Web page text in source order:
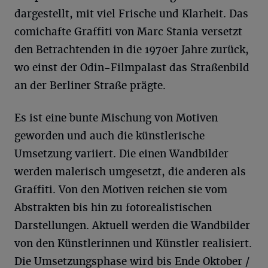
dargestellt, mit viel Frische und Klarheit. Das
comichafte Graffiti von Marc Stania versetzt
den Betrachtenden in die 1970er Jahre zurück,
wo einst der Odin-Filmpalast das Straßenbild
an der Berliner Straße prägte.
Es ist eine bunte Mischung von Motiven
geworden und auch die künstlerische
Umsetzung variiert. Die einen Wandbilder
werden malerisch umgesetzt, die anderen als
Graffiti. Von den Motiven reichen sie vom
Abstrakten bis hin zu fotorealistischen
Darstellungen. Aktuell werden die Wandbilder
von den Künstlerinnen und Künstler realisiert.
Die Umsetzungsphase wird bis Ende Oktober /